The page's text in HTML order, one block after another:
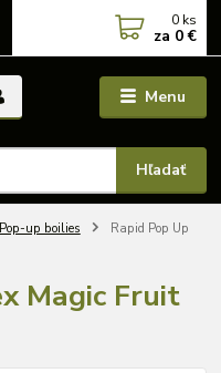
Menu
Hľadať
0 ks
za 0 €
Pop-up boilies
Rapid Pop Up
Magic Fruit